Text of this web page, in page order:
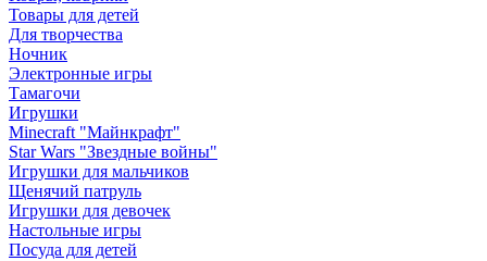
Товары для детей
Для творчества
Ночник
Электронные игры
Тамагочи
Игрушки
Minecraft "Майнкрафт"
Star Wars "Звездные войны"
Игрушки для мальчиков
Щенячий патруль
Игрушки для девочек
Настольные игры
Посуда для детей